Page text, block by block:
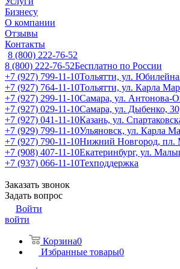
Бизнесу
О компании
Отзывы
Контакты
8 (800) 222-76-52
8 (800) 222-76-52Бесплатно по России
+7 (927) 799-11-10Тольятти, ул.
+7 (927) 764-11-10Тольятти, ул. Карла
+7 (927) 299-11-10Самара, ул. Антонова-
+7 (927) 029-11-10Самара, ул. Дыбенко,
+7 (927) 041-11-10Казань, ул.
+7 (929) 799-11-10Ульяновск, ул. Карла
+7 (927) 790-11-10Нижний Новгород, пл.
+7 (908) 407-11-10Екатеринбург, ул.
+7 (937) 066-11-10Техподдержка
Заказать звонок
Задать вопрос
Войти
войти
Корзина0
Избранные товары0